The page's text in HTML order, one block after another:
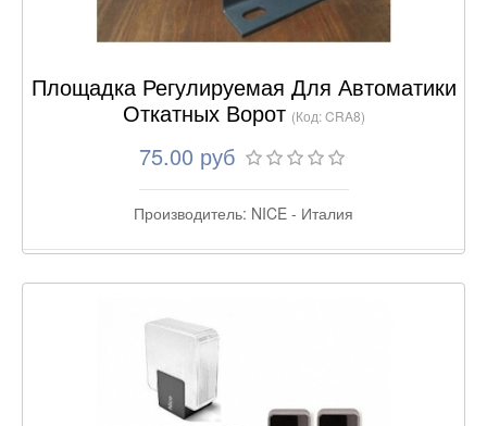
Площадка Регулируемая Для Автоматики
Откатных Ворот (Код:CRA8)
75.00 руб
Производитель: NICE - Италия